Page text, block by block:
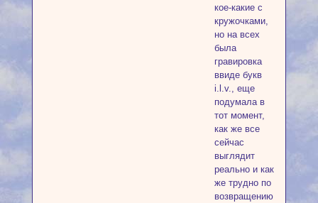
кое-какие с
кружочками,
но на всех
была
гравировка
ввиде букв
i.l.v., еще
подумала в
тот момент,
как же все
сейчас
выглядит
реально и как
же трудно по
возвращению